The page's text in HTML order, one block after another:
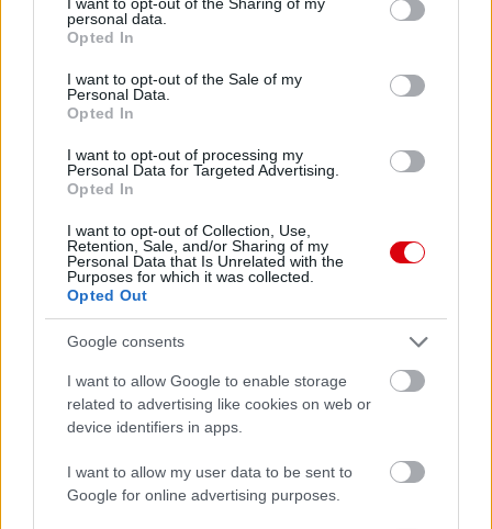
grant or deny consent to Google and its third-party tags to
use your data for below specified purposes in below Google
consent section.
personal data.
Opted In
I want to opt-out of the Sale of my
Personal Data.
Opted In
I want to opt-out of processing my
Personal Data for Targeted Advertising.
Opted In
I want to opt-out of Collection, Use,
Retention, Sale, and/or Sharing of my
Personal Data that Is Unrelated with the
Purposes for which it was collected.
Opted Out
Google consents
I want to allow Google to enable storage
related to advertising like cookies on web or
device identifiers in apps.
I want to allow my user data to be sent to
Google for online advertising purposes.
Meccs Center